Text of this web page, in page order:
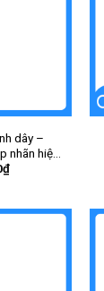
dây –
nhãn hiệu
Chai
₫